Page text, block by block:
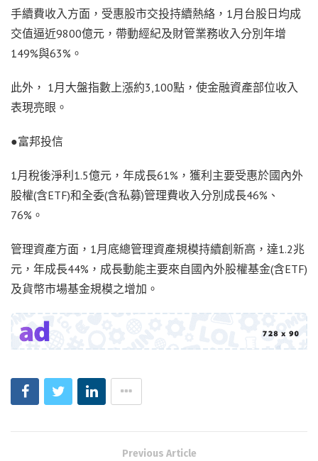
手續費收入方面，受惠股市交投持續熱絡，1月台股日均成
交值逼近9800億元，帶動經紀及財管業務收入分別年增
149%與63%。
此外， 1月大盤指數上漲約3,100點，使金融資產部位收入
表現亮眼。
●富邦投信
1月稅後淨利1.5億元，年成長61%，獲利主要受惠於國內外
股權(含ETF)和全委(含私募)管理費收入分別成長46%、
76%。
管理資產方面，1月底總管理資產規模持續創新高，達1.2兆
元，年成長44%，成長動能主要來自國內外股權基金(含ETF)
及貨幣市場基金規模之增加。
Previous Article